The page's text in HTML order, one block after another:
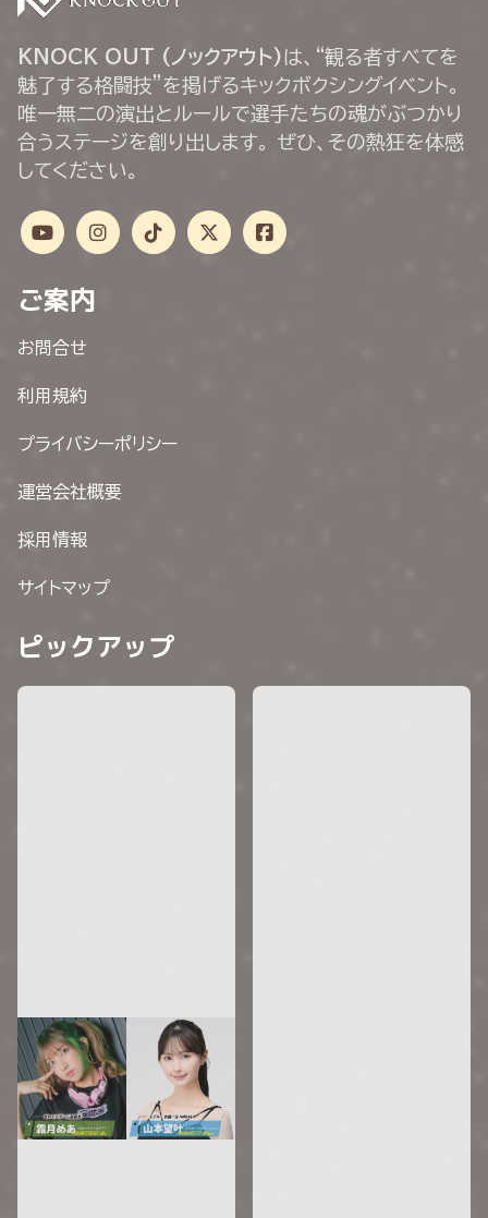
KNOCK OUT (ノックアウト) は、“観る者すべてを
魅了する格闘技”を掲げるキックボクシングイベント。
唯一無二の演出とルールで選手たちの魂がぶつかり
合うステージを創り出します。 ぜひ、その熱狂を体感
してください。
ご案内
お問合せ
利用規約
プライバシーポリシー
運営会社概要
採用情報
サイトマップ
ピックアップ